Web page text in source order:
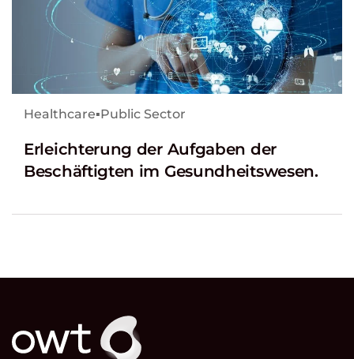
Healthcare▪Public Sector
Erleichterung der Aufgaben der
Beschäftigten im Gesundheitswesen.